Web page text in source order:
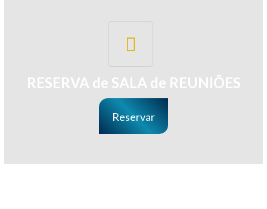
RESERVA de SALA de REUNIÕES
Reservar